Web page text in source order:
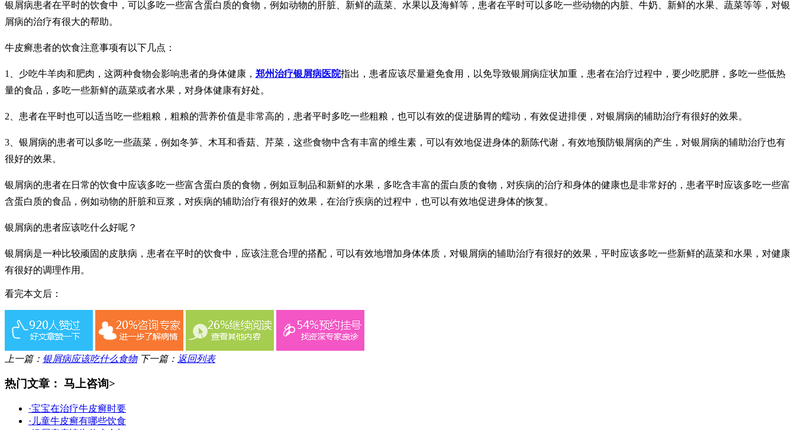
银屑病患者在平时的饮食中，可以多吃一些富含蛋白质的食物，例如动物的肝脏、新鲜的蔬菜、水果以及海鲜等，患者在平时可以多吃一些动物的内脏、牛奶、新鲜的水果、蔬菜等等，对银
屑病的治疗有很大的帮助。
牛皮癣患者的饮食注意事项有以下几点：
1、少吃牛羊肉和肥肉，这两种食物会影响患者的身体健康， 郑州治疗银屑病医院指出，患者应该尽量避免食用，以免导致银屑病症状加重，患者在治疗过程中，要少吃肥胖，多吃一些低热
量的食品，多吃一些新鲜的蔬菜或者水果，对身体健康有好处。
2、患者在平时也可以适当吃一些粗粮，粗粮的营养价值是非常高的，患者平时多吃一些粗粮，也可以有效的促进肠胃的蠕动，有效促进排便，对银屑病的辅助治疗有很好的效果。
3、银屑病的患者可以多吃一些蔬菜，例如冬笋、木耳和香菇、芹菜，这些食物中含有丰富的维生素，可以有效地促进身体的新陈代谢，有效地预防银屑病的产生，对银屑病的辅助治疗也有
很好的效果。
银屑病的患者在日常的饮食中应该多吃一些富含蛋白质的食物，例如豆制品和新鲜的水果，多吃含丰富的蛋白质的食物，对疾病的治疗和身体的健康也是非常好的，患者平时应该多吃一些富
含蛋白质的食品，例如动物的肝脏和豆浆，对疾病的辅助治疗有很好的效果，在治疗疾病的过程中，也可以有效地促进身体的恢复。
银屑病的患者应该吃什么好呢？
银屑病是一种比较顽固的皮肤病，患者在平时的饮食中，应该注意合理的搭配，可以有效地增加身体体质，对银屑病的辅助治疗有很好的效果，平时应该多吃一些新鲜的蔬菜和水果，对健康
有很好的调理作用。
看完本文后：
上一篇： 银屑病应该吃什么食物 下一篇： 返回列表
热门文章： 马上咨询>
·宝宝在治疗牛皮癣时要
·儿童牛皮癣有哪些饮食